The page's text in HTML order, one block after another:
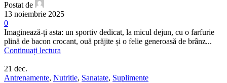
Postat de
13 noiembrie 2025
0
Imaginează-ți asta: un sportiv dedicat, la micul dejun, cu o farfurie
plină de bacon crocant, ouă prăjite și o felie generoasă de brânz...
Continuați lectura
21 dec.
Antrenamente, Nutritie, Sanatate, Suplimente